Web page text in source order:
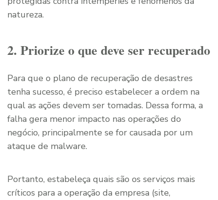
natureza.
2. Priorize o que deve ser recuperado
Para que o plano de recuperação de desastres
tenha sucesso, é preciso estabelecer a ordem na
qual as ações devem ser tomadas. Dessa forma, a
falha gera menor impacto nas operações do
negócio, principalmente se for causada por um
ataque de malware.
Portanto, estabeleça quais são os serviços mais
críticos para a operação da empresa (site,